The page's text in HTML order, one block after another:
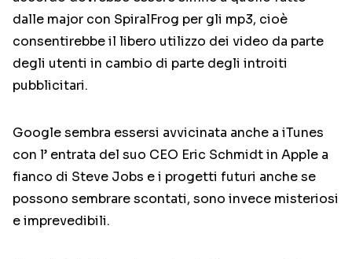
dalle major con SpiralFrog per gli mp3, cioè
consentirebbe il libero utilizzo dei video da parte
degli utenti in cambio di parte degli introiti
pubblicitari.
Google sembra essersi avvicinata anche a iTunes
con l’ entrata del suo CEO Eric Schmidt in Apple a
fianco di Steve Jobs e i progetti futuri anche se
possono sembrare scontati, sono invece misteriosi
e imprevedibili.